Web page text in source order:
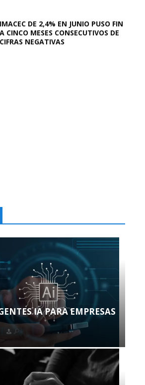
IMACEC DE 2,4% EN JUNIO PUSO FIN
A CINCO MESES CONSECUTIVOS DE
CIFRAS NEGATIVAS
IA PARA EMPRESAS